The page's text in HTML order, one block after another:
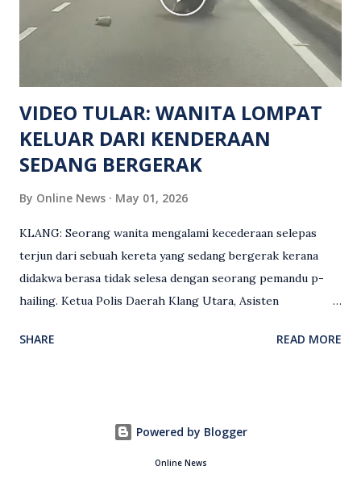
mengesan dua suspek yang masih bebas bagi membantu
siasatan lanjut. Kes disiasat mengikut Seksyen 302 Kanun
Keseksaan kerana membunuh. Orang ramai yang mempunyai
maklumat diminta t...
VIDEO TULAR: WANITA LOMPAT
KELUAR DARI KENDERAAN
SEDANG BERGERAK
By Online News May 01, 2026
KLANG: Seorang wanita mengalami kecederaan selepas
terjun dari sebuah kereta yang sedang bergerak kerana
didakwa berasa tidak selesa dengan seorang pemandu p-
hailing. Ketua Polis Daerah Klang Utara, Asisten
(2 Mei), berkata pemandu berusia 47 tahun itu telah
ketika pengadu sedang membawa dua penumpang. “Tiba-
tiba, salah seorang penumpang wanita membuka pintu
SHARE READ MORE
Powered by Blogger
Online News